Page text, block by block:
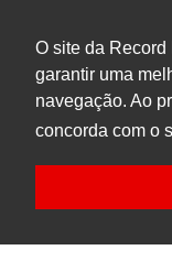
O site da
garantir uma
navegação. Ao
concorda com o